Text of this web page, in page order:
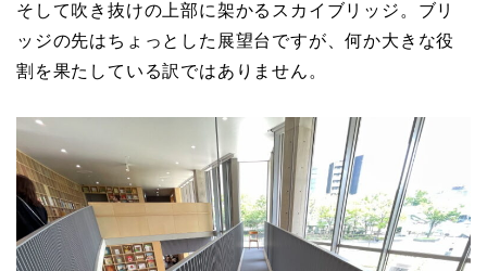
そして吹き抜けの上部に架かるスカイブリッジ。ブリ
ッジの先はちょっとした展望台ですが、何か大きな役
割を果たしている訳ではありません。